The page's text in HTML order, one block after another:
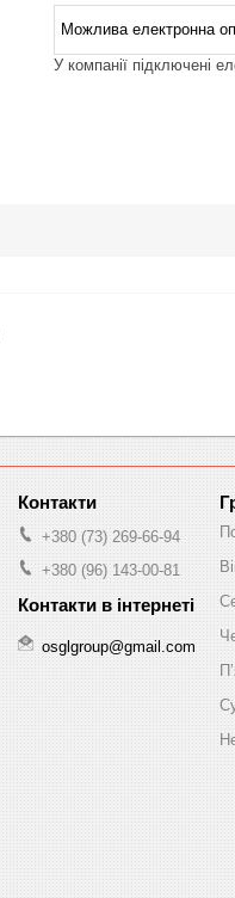
У компанії підключені
+380 (73) 269-66-94
+380 (96) 143-00-81
osglgroup@gmail.com